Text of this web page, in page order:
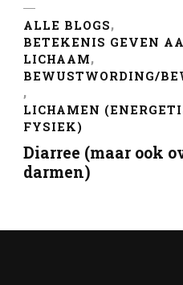
ALLE BLOGS
BETEKENIS GEVEN
LICHAAM
BEWUSTWORDING/
LICHAMEN
FYSIEK)
Diarree (maar ook
darmen)